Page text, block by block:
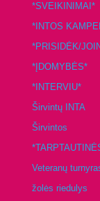
*SVEIKINIMAI*
*INTOS
*PRISIDĖK/
*ĮDOMYBĖS*
*INTERVIU*
Širvintų INTA
Širvintos
Veteranų
žolės riedulys